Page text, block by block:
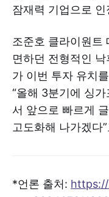
잠재력 기업으로
조준호 클라이원트
면하던 전형적인
가 이번 투자 유치
“올해 3분기에 싱
서 앞으로 빠르게
고도화해 나가겠다
*언론 출처: